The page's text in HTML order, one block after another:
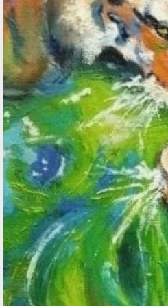
«Фактура рулит» (0+). Здесь
представлены работы,
в различных техниках
прикладного творчества и
авторами с инвалидностью,
пресс-служба музея.
Светлана Вавилина, куратор
и заведующий культурно-
образовательным центром музея,
отметила, что для авторов
своих работ широкой аудитории
важным шагом. Она подчеркнула,
что музей рад предоставить свою
площадку для презентации таких
разнообразных и интересных
она добавила, что здесь авторы
своими достижениями и опытом,
примером для других людей
с инвалидностью.
Выставка открыта для посещения
апреля. Вход свободный при
входного билета в музей.
В ТЕМУ: